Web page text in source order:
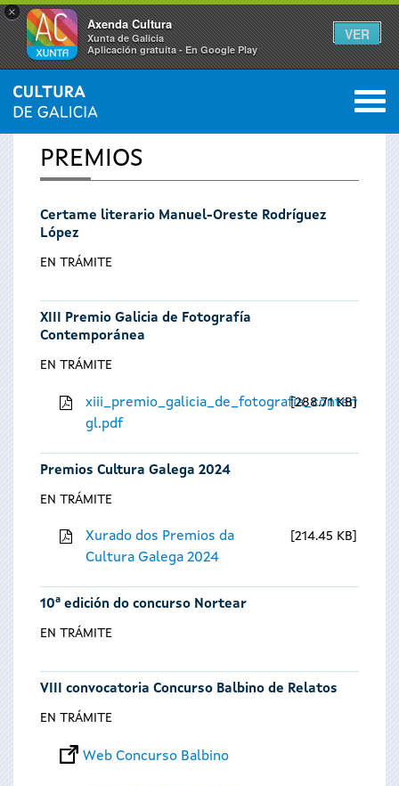
×
Axenda Cultura
Xunta de Galicia
Aplicación gratuíta - En Google Play
VER
Vostede
está
aquí
INICIO 0
PREMIOS
Certame literario Manuel-Oreste Rodríguez
López
EN TRÁMITE
XIII Premio Galicia de Fotografía
Contemporánea
EN TRÁMITE
gl.pdf
288.71 KB
Premios Cultura Galega 2024
EN TRÁMITE
Xurado dos Premios da
Cultura Galega 2024
214.45 KB
10ª edición do concurso Nortear
EN TRÁMITE
VIII convocatoria Concurso Balbino de Relatos
EN TRÁMITE
Web Concurso Balbino